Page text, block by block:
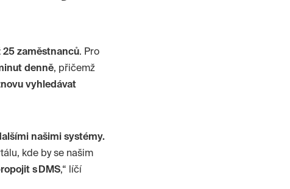
25 zaměstnanců. Pro
denně, přičemž
vyhledávat
našimi systémy.
kde by se našim
s DMS,“ líčí